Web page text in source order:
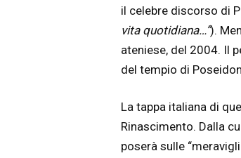
il celebre discorso di
vita quotidiana…”).
ateniese, del 2004. Il
del tempio di
La tappa italiana di
Rinascimento. Dalla
poserà sulle